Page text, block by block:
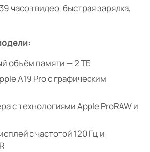
часов видео, быстрая зарядка,
объём памяти — 2 ТБ
A19 Pro с графическим
с технологиями Apple ProRAW и
с частотой 120 Гц и